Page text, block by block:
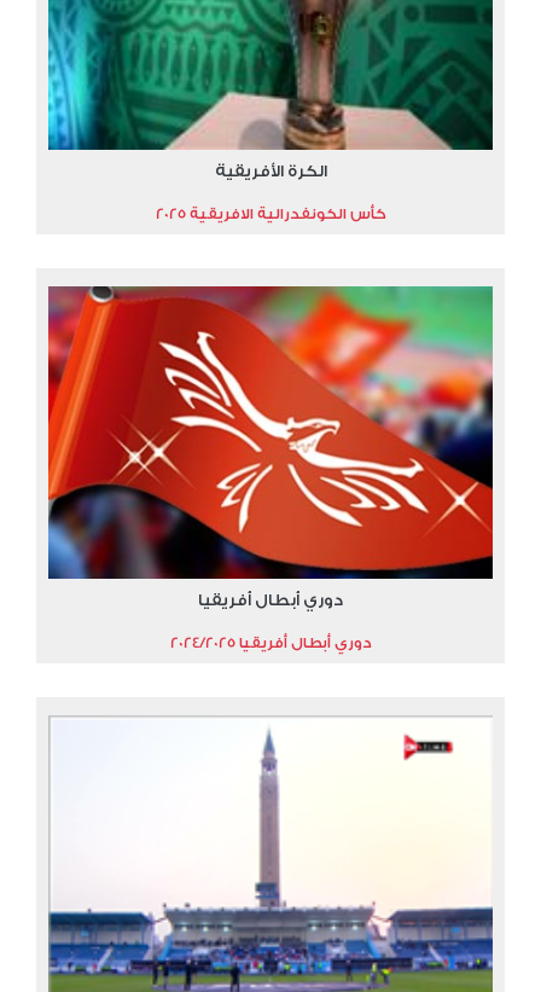
الكرة الأفريقية
كأس الكونفدرالية الافريقية 2025
دوري أبطال أفريقيا
دوري أبطال أفريقيا 2024/2025